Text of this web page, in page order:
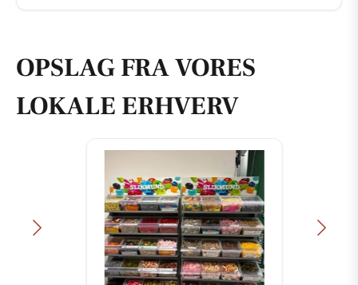
OPSLAG FRA VORES
LOKALE ERHVERV